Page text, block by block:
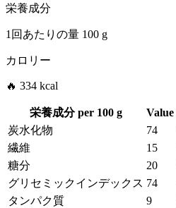
栄養成分
1回あたりの量 100 g
カロリー
🔥 334 kcal
栄養成分 per 100 g Value
炭水化物
74
繊維
15
糖分
20
グリセミックインデックス 74
タンパク質
9